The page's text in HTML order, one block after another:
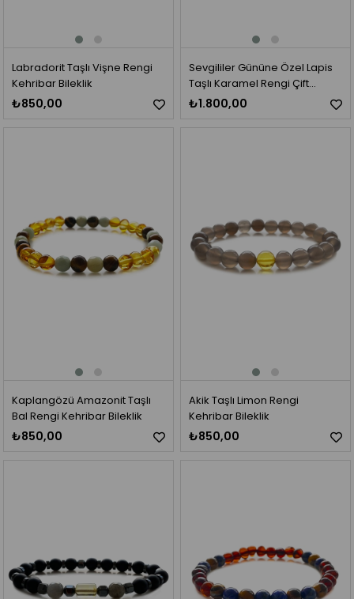
Labradorit Taşlı Vişne Rengi
Kehribar Bileklik
₺850,00
Sevgililer Gününe Özel Lapis
Taşlı Karamel Rengi Çift
Kehribar Bileklik
₺1.800,00
Kaplangözü Amazonit Taşlı
Bal Rengi Kehribar Bileklik
₺850,00
Akik Taşlı Limon Rengi
Kehribar Bileklik
₺850,00